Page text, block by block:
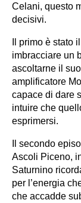
Celani, questo
decisivi.
Il primo è stato
imbracciare un
ascoltarne il
amplificatore
capace di dare
intuire che
esprimersi.
Il secondo
Ascoli Piceno,
Saturnino
per l’energia
che accadde